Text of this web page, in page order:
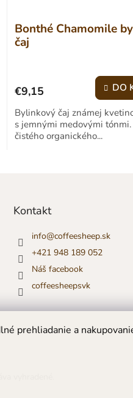
prehliadanie a
Bonthé Chamomile
čaj
€9,15 DO
Bylinkový čaj známej
s jemnými medovými tónmi.
čistého organického...
Kontakt
info@coffeesheep.sk
+421 948 189 052
Náš facebook
coffeesheepsvk